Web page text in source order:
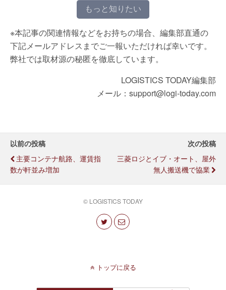
もっと知りたい
※本記事の関連情報などをお持ちの場合、編集部直通の
下記メールアドレスまでご一報いただければ幸いです。
弊社では取材源の秘匿を徹底しています。
LOGISTICS TODAY編集部
メール：support@logi-today.com
以前の投稿
主要コンテナ航路、運賃指
数が軒並み増加
次の投稿
三菱ロジとイブ・オート、屋外
無人搬送機で協業
© LOGISTICS TODAY
トップに戻る